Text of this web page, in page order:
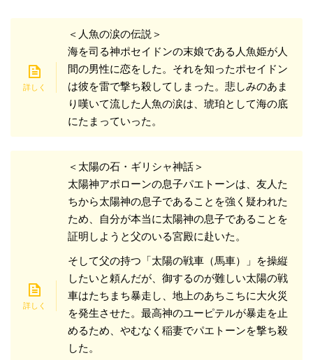
＜人魚の涙の伝説＞
海を司る神ポセイドンの末娘である人魚姫が人
間の男性に恋をした。それを知ったポセイドン
は彼を雷で撃ち殺してしまった。悲しみのあま
り嘆いて流した人魚の涙は、琥珀として海の底
にたまっていった。
＜太陽の石・ギリシャ神話＞
太陽神アポローンの息子パエトーンは、友人た
ちから太陽神の息子であることを強く疑われた
ため、自分が本当に太陽神の息子であることを
証明しようと父のいる宮殿に赴いた。
そして父の持つ「太陽の戦車（馬車）」を操縦
したいと頼んだが、御するのが難しい太陽の戦
車はたちまち暴走し、地上のあちこちに大火災
を発生させた。最高神のユーピテルが暴走を止
めるため、やむなく稲妻でパエトーンを撃ち殺
した。